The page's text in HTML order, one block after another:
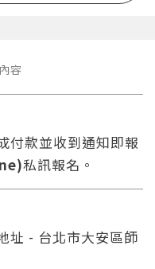
容
付款並收到通知即報
私訊報名。
址 - 台北市大安區師